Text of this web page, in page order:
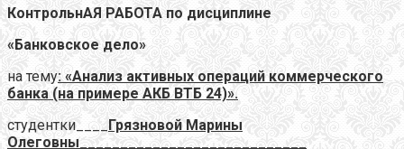
КонтрольнАЯ РАБОТА по дисциплине
«Банковское дело»
на тему: «Анализ активных операций коммерческого
банка (на примере АКБ ВТБ 24)».
студентки____ Грязновой Марины
Олеговны